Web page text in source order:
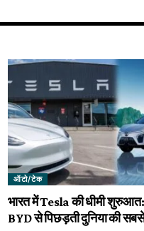
ऑटो/टेक
भारत में Tesla की धीमी
BYD से पिछड़ती दुनिया की